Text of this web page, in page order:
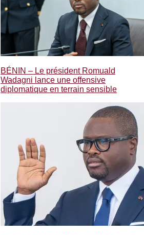
BÉNIN – Le président Romuald
Wadagni lance une offensive
diplomatique en terrain sensible